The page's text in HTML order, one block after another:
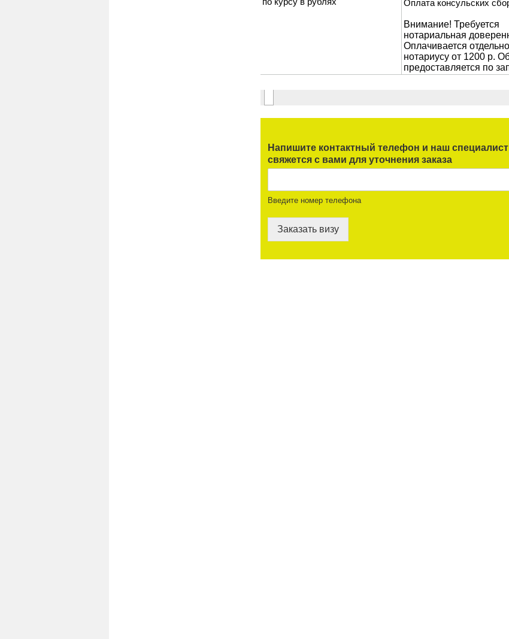
Напишите контактный телефон и наш специалист
свяжется с вами для уточнения заказа
Введите номер телефона
Заказать визу